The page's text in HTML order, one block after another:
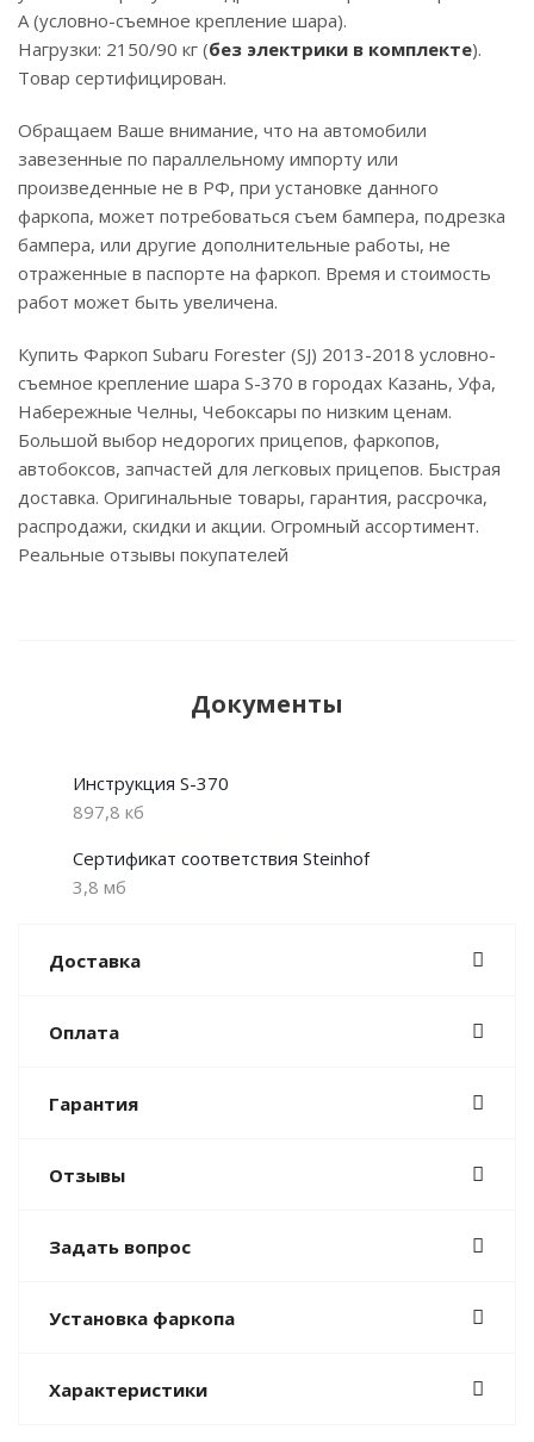
A (условно-съемное крепление шара).
Нагрузки: 2150/90 кг (без электрики в комплекте).
Товар сертифицирован.
Обращаем Ваше внимание, что на автомобили
завезенные по параллельному импорту или
произведенные не в РФ, при установке данного
фаркопа, может потребоваться съем бампера, подрезка
бампера, или другие дополнительные работы, не
отраженные в паспорте на фаркоп. Время и стоимость
работ может быть увеличена.
Купить Фаркоп Subaru Forester (SJ) 2013-2018 условно-
съемное крепление шара S-370 в городах Казань, Уфа,
Набережные Челны, Чебоксары по низким ценам.
Большой выбор недорогих прицепов, фаркопов,
автобоксов, запчастей для легковых прицепов. Быстрая
доставка. Оригинальные товары, гарантия, рассрочка,
распродажи, скидки и акции. Огромный ассортимент.
Реальные отзывы покупателей
Документы
Инструкция S-370
897,8 кб
Сертификат соответствия Steinhof
3,8 мб
Доставка
Оплата
Гарантия
Отзывы
Задать вопрос
Установка фаркопа
Характеристики